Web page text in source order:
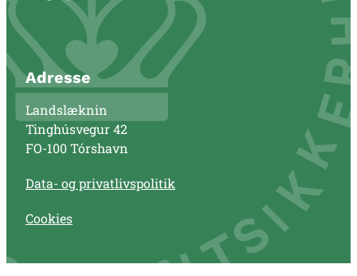
Adresse
Landslæknin
Tinghúsvegur 42
FO-100 Tórshavn
Data- og privatlivspolitik
Cookies